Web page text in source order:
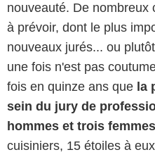
nouveauté. De nombreux
à prévoir, dont le plus
nouveaux jurés... ou
une fois n'est pas
fois en quinze ans que la
sein du jury de
hommes et trois femmes
cuisiniers, 15 étoiles à